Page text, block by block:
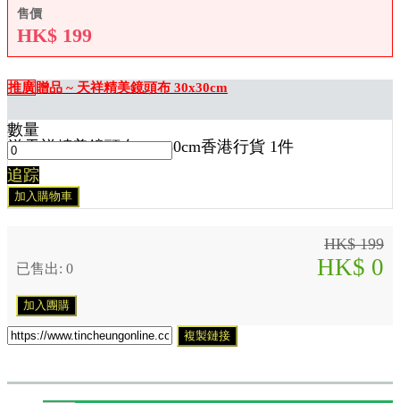
售價
HK$ 199
推廣贈品 ~ 天祥精美鏡頭布 30x30cm
送天祥精美鏡頭布 30x30cm香港行貨 1件
數量
追踪
加入購物車
HK$ 199
已售出: 0 HK$ 0
加入團購
複製鏈接